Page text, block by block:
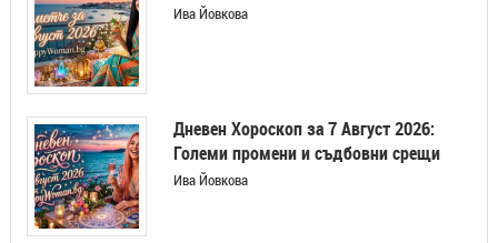
Ива Йовкова
Дневен Хороскоп за 7 Август 2026:
Големи промени и съдбовни срещи
Ива Йовкова